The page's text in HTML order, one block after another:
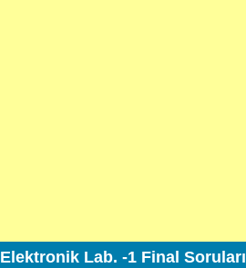
Elektronik Lab. -1 Final Soruları